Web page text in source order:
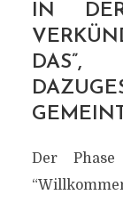
IN DER
Der